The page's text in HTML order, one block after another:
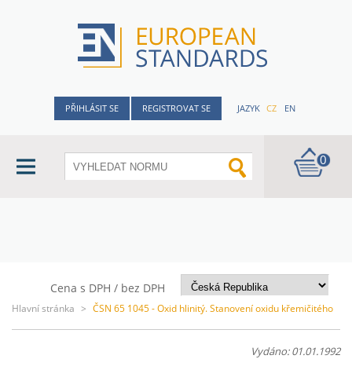
PŘIHLÁSIT SE REGISTROVAT SE JAZYK CZ EN
0
Cena s DPH / bez DPH
Hlavní stránka > ČSN 65 1045 - Oxid hlinitý. Stanovení oxidu křemičitého
Vydáno: 01.01.1992